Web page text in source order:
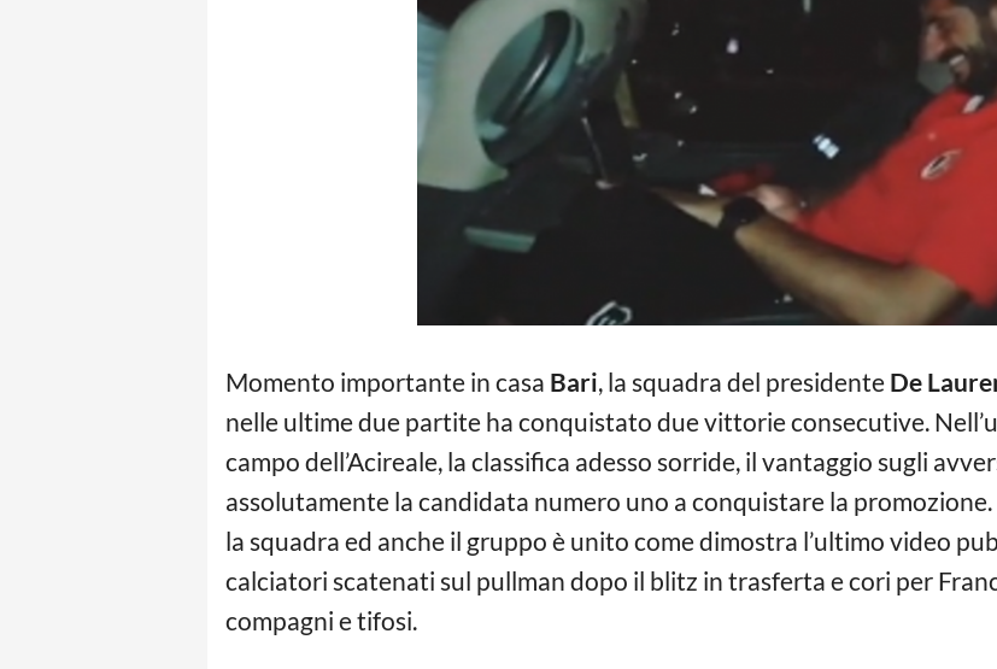
Momento importante in casa Bari, la squadra del presidente De
nelle ultime due partite ha conquistato due vittorie consecutive.
campo dell’Acireale, la classifica adesso sorride, il vantaggio sugli
assolutamente la candidata numero uno a conquistare la
la squadra ed anche il gruppo è unito come dimostra l’ultimo video
calciatori scatenati sul pullman dopo il blitz in trasferta e cori per
compagni e tifosi.